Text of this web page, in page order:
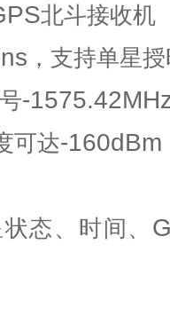
北斗接收机
，支持单星
-
可达-160dBm
态、时间、